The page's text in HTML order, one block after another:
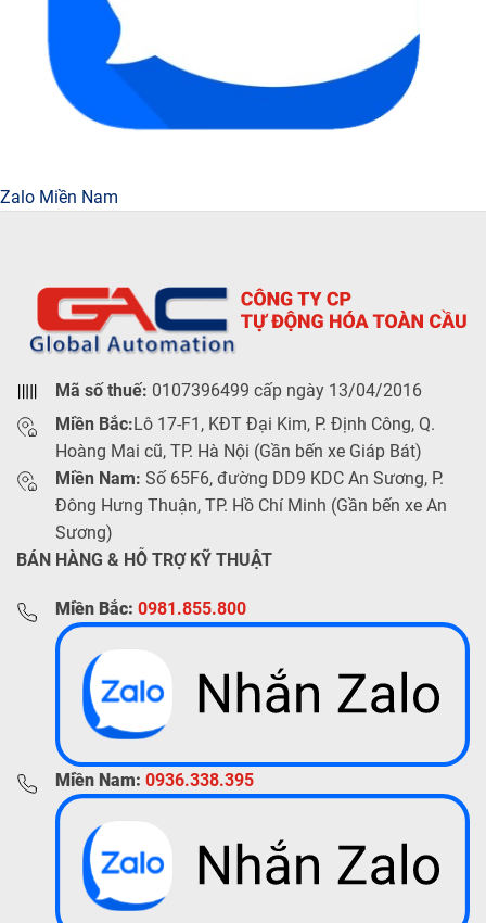
Zalo Miền Nam
Mã số thuế: 0107396499 cấp ngày 13/04/2016
Miền Bắc:Lô 17-F1, KĐT Đại Kim, P. Định Công, Q.
Hoàng Mai cũ, TP. Hà Nội (Gần bến xe Giáp Bát)
Miền Nam: Số 65F6, đường DD9 KDC An Sương, P.
Đông Hưng Thuận, TP. Hồ Chí Minh (Gần bến xe An
Sương)
BÁN HÀNG & HỖ TRỢ KỸ THUẬT
Miền Bắc: 0981.855.800
Miền Nam: 0936.338.395